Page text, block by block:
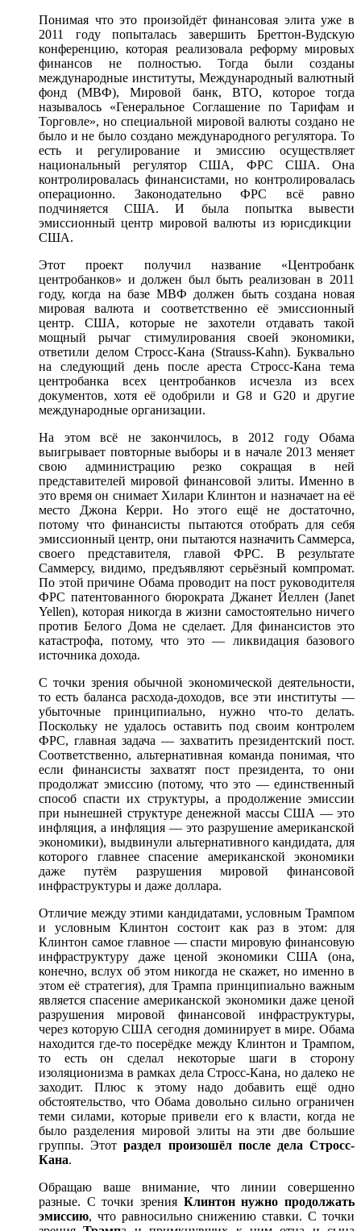
Понимая что это произойдёт финансовая элита уже в
2011 году попыталась завершить Бреттон-Вудскую
конференцию, которая реализовала реформу мировых
финансов не полностью. Тогда были созданы
международные институты, Международный валютный
фонд (МВФ), Мировой банк, ВТО, которое тогда
называлось «Генеральное Соглашение по Тарифам и
Торговле», но специальной мировой валюты создано не
было и не было создано международного регулятора. То
есть и регулирование и эмиссию осуществляет
национальный регулятор США, ФРС США. Она
контролировалась финансистами, но контролировалась
операционно. Законодательно ФРС всё равно
подчиняется США. И была попытка вывести
эмиссионный центр мировой валюты из юрисдикции
США.
Этот проект получил название «Центробанк
центробанков» и должен был быть реализован в 2011
году, когда на базе МВФ должен быть создана новая
мировая валюта и соответственно её эмиссионный
центр. США, которые не захотели отдавать такой
мощный рычаг стимулирования своей экономики,
ответили делом Стросс-Кана (Strauss-Kahn). Буквально
на следующий день после ареста Стросс-Кана тема
центробанка всех центробанков исчезла из всех
документов, хотя её одобрили и G8 и G20 и другие
международные организации.
На этом всё не закончилось, в 2012 году Обама
выигрывает повторные выборы и в начале 2013 меняет
свою администрацию резко сокращая в ней
представителей мировой финансовой элиты. Именно в
это время он снимает Хилари Клинтон и назначает на её
место Джона Керри. Но этого ещё не достаточно,
потому что финансисты пытаются отобрать для себя
эмиссионный центр, они пытаются назначить Саммерса,
своего представителя, главой ФРС. В результате
Саммерсу, видимо, предъявляют серьёзный компромат.
По этой причине Обама проводит на пост руководителя
ФРС патентованного бюрократа Джанет Йеллен (Janet
Yellen), которая никогда в жизни самостоятельно ничего
против Белого Дома не сделает. Для финансистов это
катастрофа, потому, что это — ликвидация базового
источника дохода.
С точки зрения обычной экономической деятельности,
то есть баланса расхода-доходов, все эти институты —
убыточные принципиально, нужно что-то делать.
Поскольку не удалось оставить под своим контролем
ФРС, главная задача — захватить президентский пост.
Соответственно, альтернативная команда понимая, что
если финансисты захватят пост президента, то они
продолжат эмиссию (потому, что это — единственный
способ спасти их структуры, а продолжение эмиссии
при нынешней структуре денежной массы США — это
инфляция, а инфляция — это разрушение американской
экономики), выдвинули альтернативного кандидата, для
которого главнее спасение американской экономики
даже путём разрушения мировой финансовой
инфраструктуры и даже доллара.
Отличие между этими кандидатами, условным Трампом
и условным Клинтон состоит как раз в этом: для
Клинтон самое главное — спасти мировую финансовую
инфраструктуру даже ценой экономики США (она,
конечно, вслух об этом никогда не скажет, но именно в
этом её стратегия), для Трампа принципиально важным
является спасение американской экономики даже ценой
разрушения мировой финансовой инфраструктуры,
через которую США сегодня доминирует в мире. Обама
находится где-то посерёдке между Клинтон и Трампом,
то есть он сделал некоторые шаги в сторону
изоляционизма в рамках дела Стросс-Кана, но далеко не
заходит. Плюс к этому надо добавить ещё одно
обстоятельство, что Обама довольно сильно ограничен
теми силами, которые привели его к власти, когда не
было разделения мировой элиты на эти две большие
группы. Этотраздел произошёл после дела Стросс-
Кана.
Обращаю ваше внимание, что линии совершенно
разные. С точки зрения Клинтон нужно продолжать
эмиссию, что равносильно снижению ставки. С точки